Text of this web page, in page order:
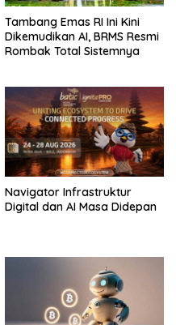
Tambang Emas RI Ini Kini
Dikemudikan AI, BRMS Resmi
Rombak Total Sistemnya
Navigator Infrastruktur
Digital dan AI Masa Didepan